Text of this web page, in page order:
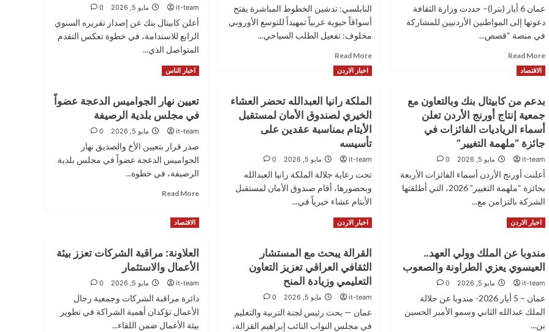
عمان 6 أيار (بترا)– جددت وزارة الثقافة
دعوتها إلى المواطنين الأردنيين للمشاركة
في منصة “قصص...
Read More
الثقافة
تجدد
الدعوة
للمشاركة
في
منصة
“قصص
من
الأردن”
لتوثيق
السردية
الأردنية
النابلسي: تدشين الخطوط المباشرة يفتح
أسواقاً حيوية عربياً تمهيداً للتوسع الأوروبي
مخلوف: تفعيل الطلب السياحي...
Read More
Read
more
about
تعيد
رسم
خريطة
الوصول
برحلات
دولية
مباشرة
من
الرياض
وابوظبي
it-team مايو 5, 2026 0
أعلن كابيتال بنك عن إصدار تقريره السنوي
الرابع للاستدامة، في خطوة تعكس التقدم
المتواصل الذي...
Read More
Read
كابيتال
بنك
يُصدر
تقريره
السنوي
الرابع
للاستدامة
وصناعة
الأثر
في
الاقتصاد
الوطني
الاقتصاد
بدعم من كابيتال بنك وبالتعاون مع
جمعية إنتاج أورنج الأردن تعلن
أسماء الرياديات الفائزات في
جائزة “ملهمة التغيير”
it-team مايو 5, 2026 0
أعلنت أورنج الأردن أسماء الفائزات الأربعة
بجائزة “ملهمة التغيير” 2026، التي أطلقتها
الشركة بالتزامن مع...
Read More
Read
بدعم
من
كابيتال
وبالتعاون
مع
اخبار الاردن
الملكة رانيا العبدالله تحضر العشاء
الخيري لصندوق الأمان لمستقبل
الأيتام بمناسبة عقدين على
تأسيسه
it-team مايو 5, 2026 0
تحت رعاية جلالة الملكة رانيا العبدالله
وبحضورها، أقام صندوق الأمان لمستقبل
الأيتام عشاء خيرياً في...
Read More
Read
الملكة
رانيا
العبدالله
تحضر
العشاء
الخيري
لصندوق
اخبار الناس
تعيين نهار الجواميس الدعجة عضواً
في مجلس بلدية الرصيفة
it-team مايو 5, 2026 0
صدر قرار بتعيين الأخ والصديق نهار
الجواميس الدعجة عضواً في مجلس بلدية
الرصيفة، في خطوة...
Read More
الجواميس
الدعجة
عضواً
في
مجلس
بلدية
الرصيفة
اخبار الاردن
مندوبا عن الملك وولي العهد..
العيسوي يعزي الطراونة والصعوب
it-team مايو 5, 2026 0
عمان – 5 أيار 2026- مندوبا عن جلالة
الملك عبدالله الثاني وسمو الأمير الحسين
بن...
اخبار الاردن
القرالة يبحث مع المستشار
الثقافي العراقي تعزيز التعاون
التعليمي وزيادة المنح
it-team مايو 5, 2026 0
عمان — بحث رئيس لجنة التربية والتعليم
في مجلس النواب النائب إبراهيم القرالة،
الاقتصاد
العلاونة: مراقبة الشركات تعزز بيئة
الأعمال والاستثمار
it-team مايو 5, 2026 0
دائرة مراقبة الشركات وجمعية رجال
الأعمال تؤكدان أهمية الشراكة في تطوير
بيئة الأعمال ضمن اللقاء...